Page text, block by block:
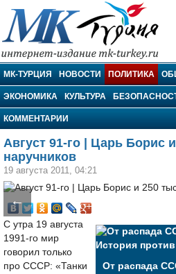
МК-Турция
МК-ТУРЦИЯ НОВОСТИ ПОЛИТИКА
ЭКОНОМИКА КУЛЬТУРА
КОММЕНТАРИИ
Август 91-го | Царь Борис
наручников
19 августа 2011, 04:21
←
От распада
С утра 19 августа
1991-го мир
говорил только
про СССР: «Танки